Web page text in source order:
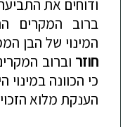
ודוחים את
ברוב המקרים
המינוי של הבן
חוזר וברוב
כי הכוונה במינוי
הענקת מלוא